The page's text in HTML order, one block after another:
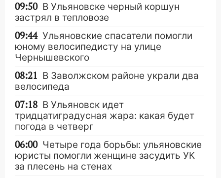
09:50 В Ульяновске черный коршун
застрял в тепловозе
09:44 Ульяновские спасатели помогли
юному велосипедисту на улице
Чернышевского
08:21 В Заволжском районе украли два
велосипеда
07:18 В Ульяновск идет
тридцатиградусная жара: какая будет
погода в четверг
06:00 Четыре года борьбы: ульяновские
юристы помогли женщине засудить УК
за плесень на стенах